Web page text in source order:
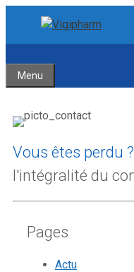
contenu
contenu
Menu
Vous êtes perdu ?
l'intégralité du
Pages
Actu